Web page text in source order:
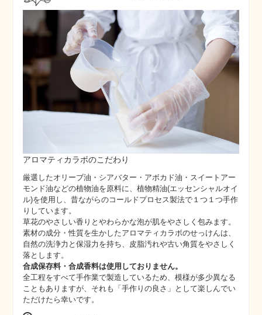
アロマティカラボのこだわり
厳選したオリーブ油・シアバター・アボカド油・スイートアー
モンド油などの植物油を原料に、植物精油(エッセンシャルオイ
ル)を使用し、昔ながらのコールドプロセス製法で１つ１つ手作
りしています。
草花のやさしい香りとやわらかな泡が肌をやさしく包みます。
素材の成分・性質を生かしたアロマティカラボのせっけんは、
自然の洗浄力と保湿力を持ち、皮脂汚れや古い角質をやさしく
落とします。
合成保存料・合成香料は使用しておりません。
全工程をすべて手作業で製造しているため、模様が多少異なる
こともありますが、それも「手作りの良さ」として楽しんでい
ただけたら幸いです。